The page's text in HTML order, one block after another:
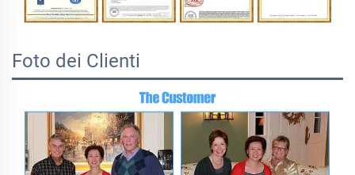
Foto dei Clienti